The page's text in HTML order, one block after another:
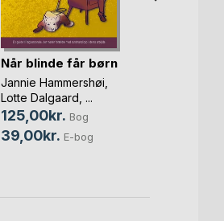
Når blinde får børn
Jannie Hammershøi
Lotte Dalgaard , ...
125,00kr. Bog
39,00kr. E-bog